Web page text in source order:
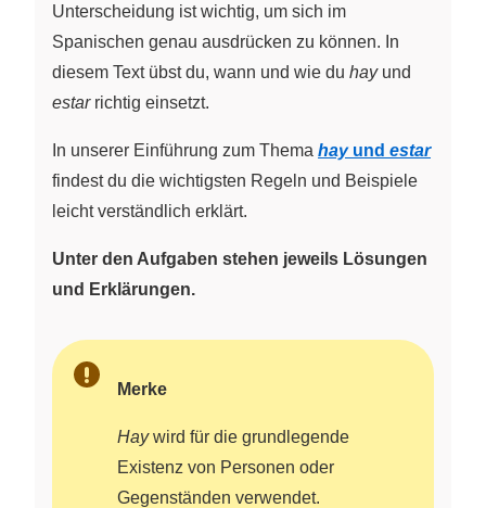
Unterscheidung ist wichtig, um sich im
Spanischen genau ausdrücken zu können. In
diesem Text übst du, wann und wie du hayund
estarrichtig einsetzt.
In unserer Einführung zum Thema hayund estar
findest du die wichtigsten Regeln und Beispiele
leicht verständlich erklärt.
Unter den Aufgaben stehen jeweils Lösungen
und Erklärungen.
Merke
Haywird für die grundlegende
Existenz von Personen oder
Gegenständen verwendet.